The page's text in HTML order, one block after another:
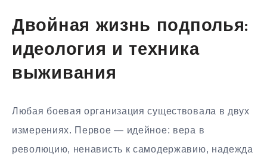
Двойная жизнь подполья:
идеология и техника
выживания
Любая боевая организация существовала в двух
измерениях. Первое — идейное: вера в
революцию, ненависть к самодержавию, надежда